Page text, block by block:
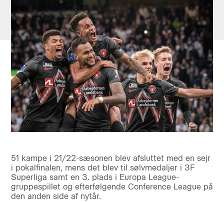
51 kampe i 21/22-sæsonen blev afsluttet med en sejr
i pokalfinalen, mens det blev til sølvmedaljer i 3F
Superliga samt en 3. plads i Europa League-
gruppespillet og efterfølgende Conference League på
den anden side af nytår.